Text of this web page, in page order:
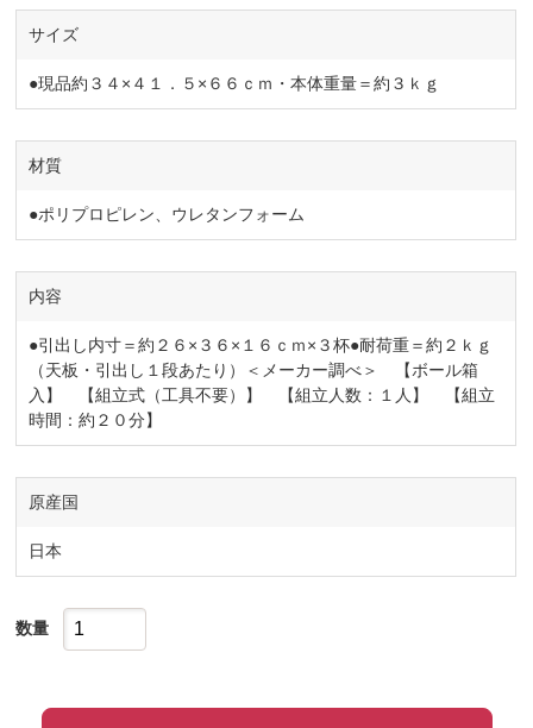
サイズ
●現品約３４×４１．５×６６ｃｍ・本体重量＝約３ｋｇ
材質
●ポリプロピレン、ウレタンフォーム
内容
●引出し内寸＝約２６×３６×１６ｃｍ×３杯●耐荷重＝約２ｋｇ
（天板・引出し１段あたり）＜メーカー調べ＞ 【ボール箱
入】 【組立式（工具不要）】 【組立人数：１人】 【組立
時間：約２０分】
原産国
日本
数量